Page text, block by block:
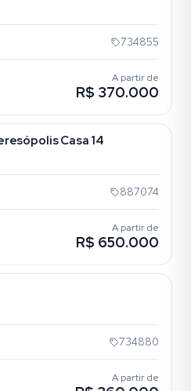
734855
A partir de
R$ 370.000
Casa 14
887074
A partir de
R$ 650.000
734880
A partir de